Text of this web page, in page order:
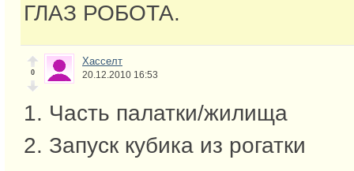
ГЛАЗ РОБОТА.
0
Хасселт
20.12.2010 16:53
1. Часть палатки/жилища
2. Запуск кубика из рогатки